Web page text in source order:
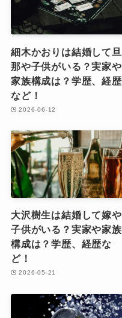
細木かおりは結婚して旦
那や子供がいる？実家や
家族構成は？学歴、経歴
など！
2026-06-12
大沢樹生は結婚して嫁や
子供がいる？実家や家族
構成は？学歴、経歴な
ど！
2026-05-21